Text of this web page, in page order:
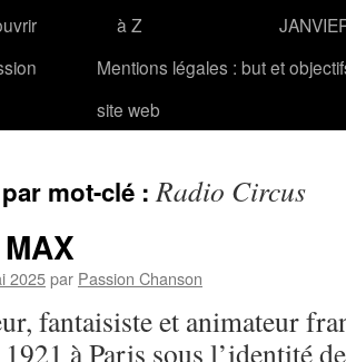
à Z
Mentions légales : but et
site web
mot-clé :Radio Circus
2025par Passion Chanson
fantaisiste et animateur
à Paris sous l’identité